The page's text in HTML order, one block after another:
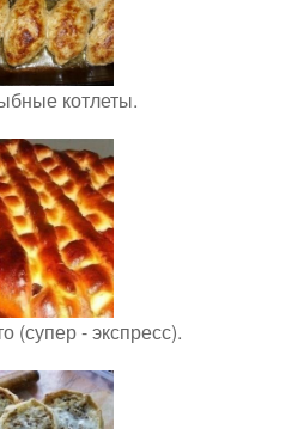
котлеты.
(супер - экспресс).